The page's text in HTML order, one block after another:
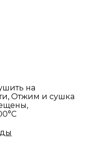
на
Отжим и сушка